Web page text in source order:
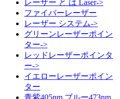
レーザー と は Laser->
ファイバーレーザー
レーザー システム->
グリーンレーザーポイン
ター->
レッドレーザーポインタ
ー->
イエローレーザーポイン
ター
青紫405nm ブルー473nm